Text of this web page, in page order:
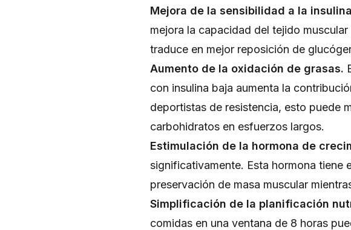
Mejora de la sensibilidad a la
mejora la capacidad del tejido
traduce en mejor reposición de
Aumento de la oxidación de grasas.
con insulina baja aumenta la
deportistas de resistencia, esto puede
carbohidratos en esfuerzos largos.
Estimulación de la hormona de
significativamente. Esta hormona
preservación de masa muscular
Simplificación de la planificación
comidas en una ventana de 8 horas